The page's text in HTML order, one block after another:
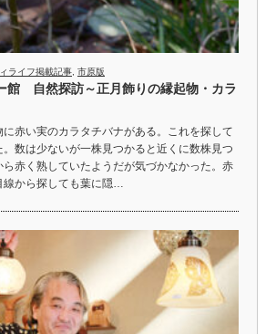
ライフ掲載記事 市原版
館 自然探訪～正月飾りの縁起物・カラ
赤い実のカラタチバナがある。これを探して
数は少ないが一株見つかると近くに数株見つ
赤く熟していたようだが気づかなかった。赤
線から探しても葉に隠…